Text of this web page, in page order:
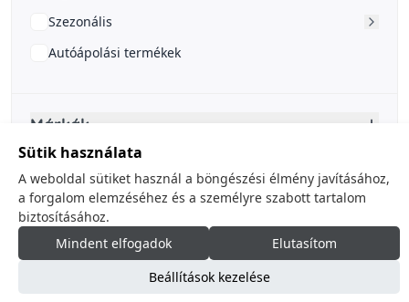
Szezonális
Autóápolási termékek
Márkák
Ár
Sütik használata
A weboldal sütiket használ a böngészési élmény javításához,
a forgalom elemzéséhez és a személyre szabott tartalom
biztosításához.
Mindent elfogadok
Elutasítom
Beállítások kezelése